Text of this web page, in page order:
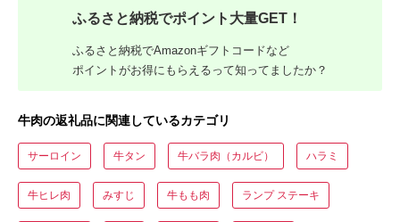
ふるさと納税でポイント大量GET！
ふるさと納税でAmazonギフトコードなど
ポイントがお得にもらえるって知ってましたか？
牛肉の返礼品に関連しているカテゴリ
サーロイン 牛タン 牛バラ肉（カルビ） ハラミ
牛ヒレ肉 みすじ 牛もも肉 ランプ ステーキ